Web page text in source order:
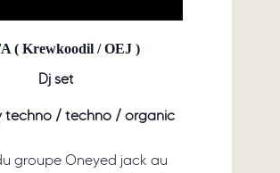
( Krewkoodil / OEJ )
Dj set
techno / techno / organic
groupe Oneyed jack au